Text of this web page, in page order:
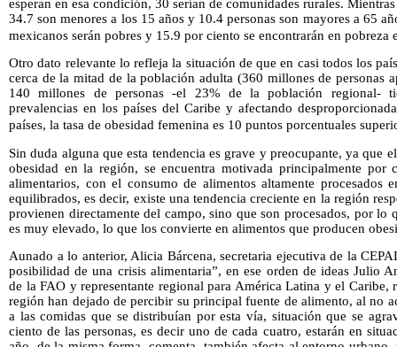
esperan en esa condición, 30 serían de comunidades rurales.
34.7 son menores a los 15 años y 10.4 personas son mayores a 65
mexicanos serán pobres y 15.9 por ciento se encontrarán en pobreza
Otro dato relevante lo refleja la situación de que en casi todos los
cerca de la mitad de la población adulta (360 millones de personas
140 millones de personas -el 23% de la población regional-
prevalencias en los países del Caribe y afectando
países, la tasa de obesidad femenina es 10 puntos porcentuales
Sin duda alguna que esta tendencia es grave y preocupante, ya que
obesidad en la región, se encuentra motivada principalmente por
alimentarios, con el consumo de alimentos altamente procesados
equilibrados, es decir, existe una tendencia creciente en la región
provienen directamente del campo, sino que son procesados, por lo
es muy elevado, lo que los convierte en alimentos que producen
Aunado a lo anterior, Alicia Bárcena, secretaria ejecutiva de la
posibilidad de una crisis alimentaria”, en ese orden de ideas Julio
de la FAO y representante regional para América Latina y el
región han dejado de percibir su principal fuente de alimento, al no
a las comidas que se distribuían por esta vía, situación que se
ciento de las personas, es decir uno de cada cuatro, estarán en